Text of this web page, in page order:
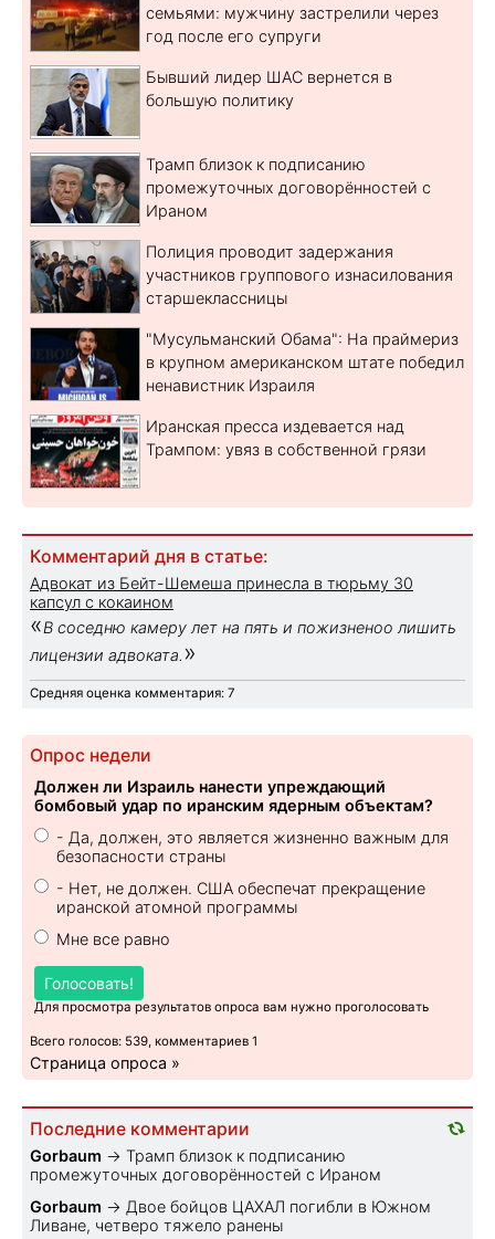
семьями: мужчину застрелили через
год после его супруги
Бывший лидер ШАС вернется в
большую политику
Трамп близок к подписанию
промежуточных договорённостей с
Ираном
Полиция проводит задержания
участников группового изнасилования
старшеклассницы
"Мусульманский Обама": На праймериз
в крупном американском штате победил
ненавистник Израиля
Иранская пресса издевается над
Трампом: увяз в собственной грязи
Комментарий дня в статье:
Адвокат из Бейт-Шемеша принесла в тюрьму 30
капсул с кокаином
«В соседню камеру лет на пять и пожизненоо лишить
лицензии адвоката. »
Средняя оценка комментария: 7
Опрос недели
Должен ли Израиль нанести упреждающий
бомбовый удар по иранским ядерным объектам?
- Да, должен, это является жизненно важным для
безопасности страны
- Нет, не должен. США обеспечат прекращение
иранской атомной программы
Мне все равно
Голосовать!
Для просмотра результатов опроса вам нужно проголосовать
Всего голосов: 539, комментариев 1
Страница опроса »
Последние комментарии
Gorbaum → Трамп близок к подписанию
промежуточных договорённостей с Ираном
Gorbaum → Двое бойцов ЦАХАЛ погибли в Южном
Ливане, четверо тяжело ранены